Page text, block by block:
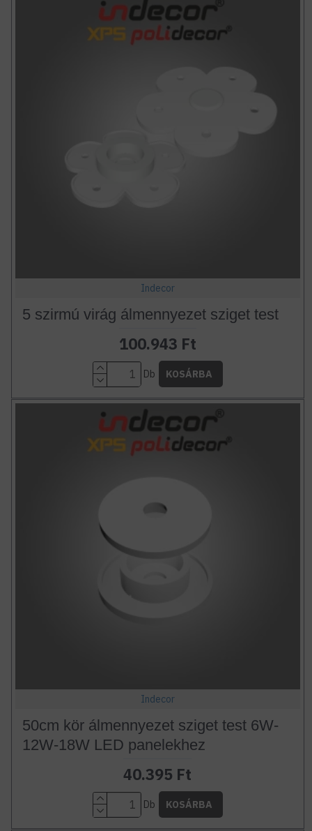
Indecor
5 szirmú virág álmennyezet sziget test
100.943 Ft
Db KOSÁRBA
Indecor
50cm kör álmennyezet sziget test 6W-
12W-18W LED panelekhez
40.395 Ft
Db KOSÁRBA